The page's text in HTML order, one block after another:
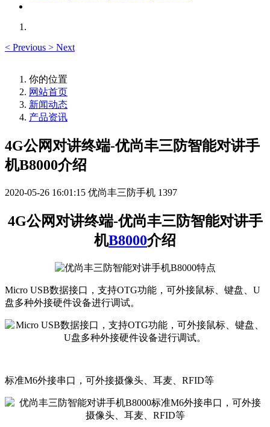
< Previous > Next
你的位置
网站首页
新闻动态
产品资讯
4G公网对讲终端-优尚丰三防智能对讲手
机B8000介绍
2020-05-26 16:01:15 优尚丰三防手机 1397
4G公网对讲终端-优尚丰三防智能对讲手
机B8000介绍
Micro USB数据接口，支持OTG功能，可外接鼠标、键盘、U
盘多种外接硬件设备进行调试。
标准M6外接串口，可外接摄像头、耳麦、RFID等